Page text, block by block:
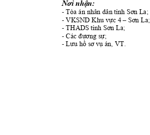
Nơi nhận:
- Tòa án nhân dân tỉnh Sơn La;
- VKSND Khu vực 4 – Sơn La;
- THADS tỉnh Sơn La;
- Các đương sự;
- Lưu hồ sơ vụ án, VT.